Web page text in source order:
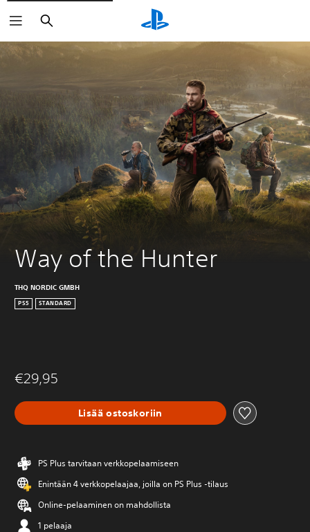
Haku
Way of the Hunter
THQ NORDIC GMBH
PS5 STANDARD
€29,95
Lisää ostoskoriin
PS Plus tarvitaan verkkopelaamiseen
Enintään 4 verkkopelaajaa, joilla on PS Plus -tilaus
Online-pelaaminen on mahdollista
1 pelaaja